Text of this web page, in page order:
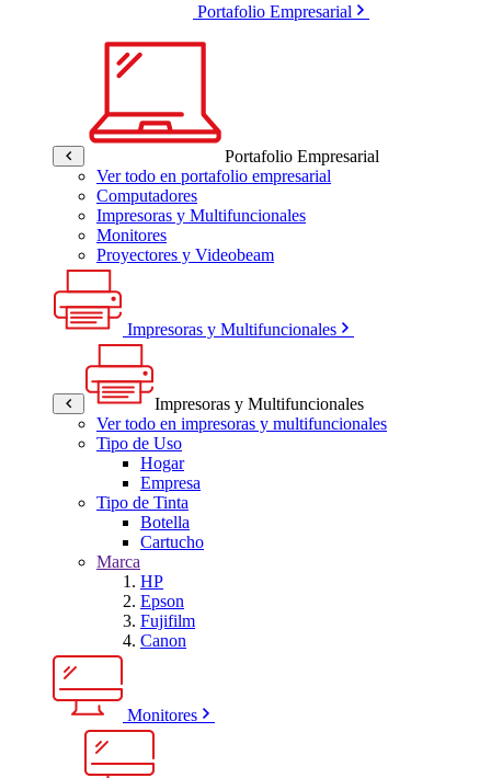
Portafolio Empresarial
Portafolio Empresarial
Ver todo en portafolio empresarial
Computadores
Impresoras y Multifuncionales
Monitores
Proyectores y Videobeam
Impresoras y Multifuncionales
Impresoras y Multifuncionales
Ver todo en impresoras y multifuncionales
Tipo de Uso
Hogar
Empresa
Tipo de Tinta
Botella
Cartucho
Marca
HP
Epson
Fujifilm
Canon
Monitores